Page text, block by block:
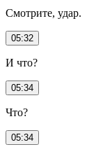
Смотрите, удар.
05:32
И что?
05:34
Что?
05:34